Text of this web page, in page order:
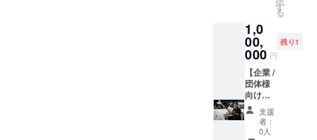
料） ・
画はギ
ガファ
イル便
にて送
付致し
ます。
（施工
終了後
編集が
完成す
極上泡
タイヤ
ホイー
ル脱着
洗浄 ・
タイヤ
ハウス
内足回
り洗浄
・鉄粉
除去 ・
させて
す） こ
ちらは
万が一
動画を
削除な
ど行わ
ない限
り掲載
させて
いただ
ンを施
塗装面
の全面
研磨を
行い、
仕上げ
として
セラ
ミック
コー
ティン
す
る
1,0
00,
000 円
残り1
【企業 /
団体様
向け】
YouTub
e概要欄
へ広告
支援
者：
0人